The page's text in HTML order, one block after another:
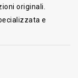
originali.
e